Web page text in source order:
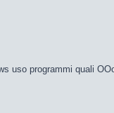
uso programmi quali